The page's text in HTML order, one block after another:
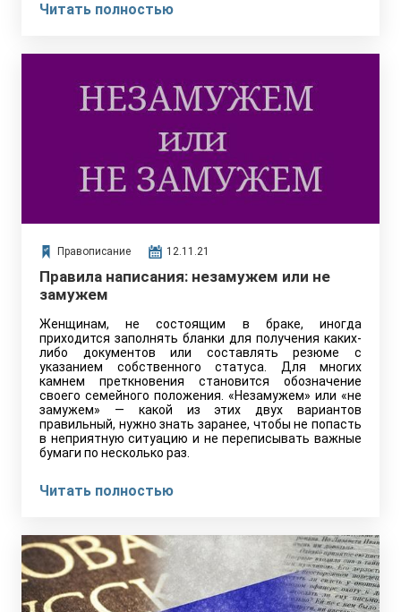
Читать полностью
Правописание 12.11.21
Правила написания: незамужем или не
замужем
Женщинам, не состоящим в браке, иногда
приходится заполнять бланки для получения каких-
либо документов или составлять резюме с
указанием собственного статуса. Для многих
камнем преткновения становится обозначение
своего семейного положения. «Незамужем» или «не
замужем» — какой из этих двух вариантов
правильный, нужно знать заранее, чтобы не попасть
в неприятную ситуацию и не переписывать важные
бумаги по несколько раз.
Читать полностью